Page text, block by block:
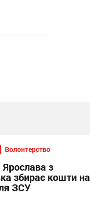
Волонтерство
Ярослава з
збирає кошти на
ЗСУ